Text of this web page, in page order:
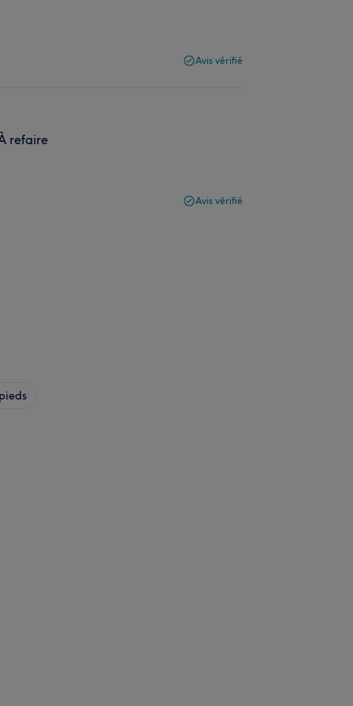
Avis vérifié
refaire
Avis vérifié